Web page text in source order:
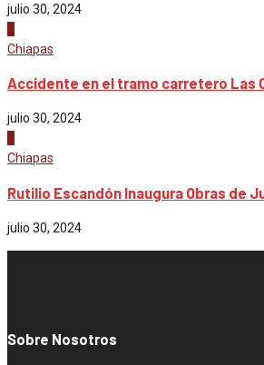
julio 30, 2024
Chiapas
Accidente en el tramo carretero Las
julio 30, 2024
Chiapas
Rutilio Escandón Inaugura Obras de
julio 30, 2024
Sobre Nosotros